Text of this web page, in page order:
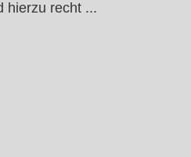
hierzu recht ...